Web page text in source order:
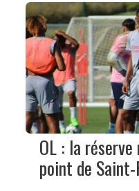
OL : la
point de